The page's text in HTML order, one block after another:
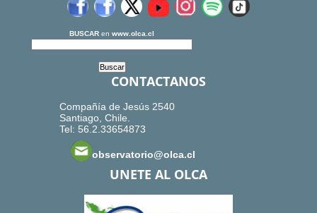
BUSCAR en www.olca.cl
CONTACTANOS
Compañía de Jesús 2540
Santiago, Chile.
Tel: 56.2.33654873
observatorio@olca.cl
UNETE AL OLCA